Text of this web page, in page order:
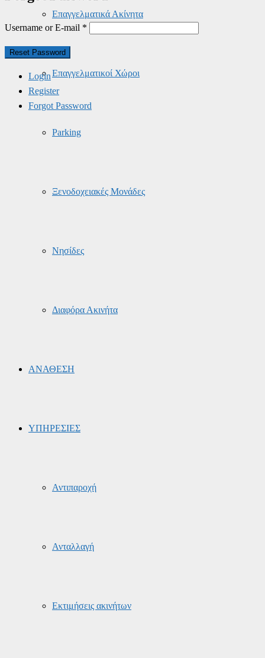
Επαγγελματικά Ακίνητα
Επαγγελματικοί Χώροι
Parking
Ξενοδοχειακές Μονάδες
Νησίδες
Διαφόρα Ακινήτα
ΑΝΑΘΕΣΗ
ΥΠΗΡΕΣΙΕΣ
Αντιπαροχή
Ανταλλαγή
Εκτιμήσεις ακινήτων
Username or E-mail *
Login
Register
Forgot Password